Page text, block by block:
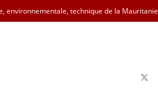
environnementale, technique de la Mauritanie